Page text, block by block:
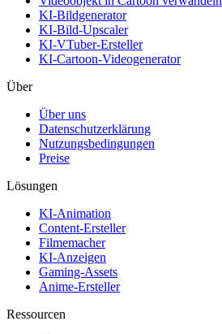
KI-Bildgenerator
KI-Bild-Upscaler
KI-VTuber-Ersteller
KI-Cartoon-Videogenerator
Über
Über uns
Datenschutzerklärung
Nutzungsbedingungen
Preise
Lösungen
KI-Animation
Content-Ersteller
Filmemacher
KI-Anzeigen
Gaming-Assets
Anime-Ersteller
Ressourcen